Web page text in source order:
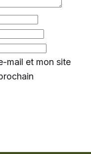
mail et mon site